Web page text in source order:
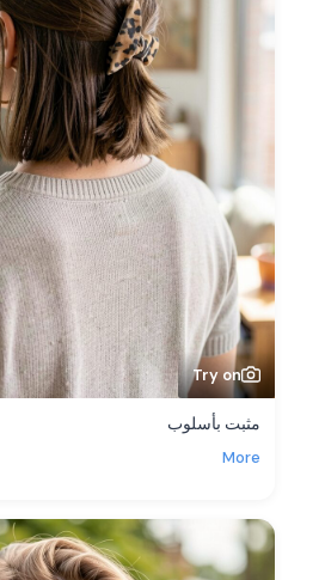
Try on
مثبت بأسلوب
More